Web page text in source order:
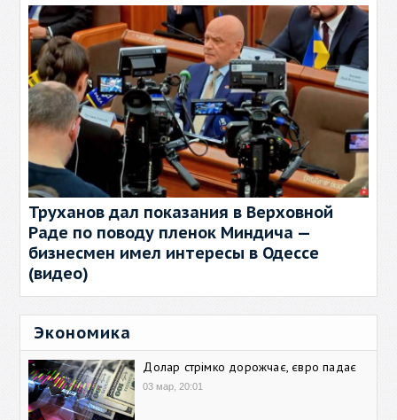
Труханов дал показания в Верховной
Раде по поводу пленок Миндича —
бизнесмен имел интересы в Одессе
(видео)
Экономика
Долар стрімко дорожчає, євро падає
03 мар, 20:01